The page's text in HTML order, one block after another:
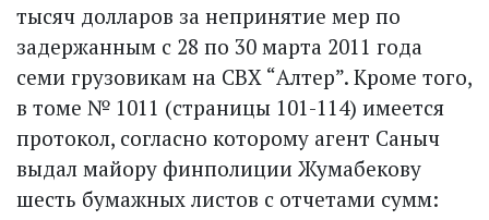
тысяч долларов за непринятие мер по
задержанным с 28 по 30 марта 2011 года
семи грузовикам на СВХ “Алтер”. Кроме того,
в томе № 1011 (страницы 101-114) имеется
протокол, согласно которому агент Саныч
выдал майору финполиции Жумабекову
шесть бумажных листов с отчетами сумм: